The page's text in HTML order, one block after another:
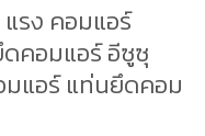
รง คอมแอร์
คอมแอร์ อีซูซุ
มแอร์ แท่นยึดคอม